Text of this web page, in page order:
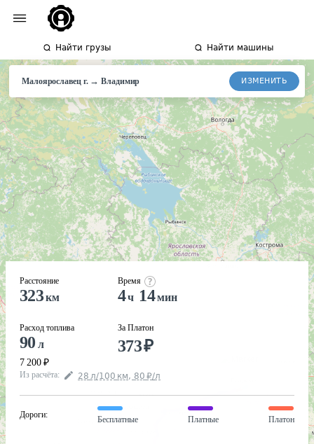
Найти грузы Найти машины
Малоярославец г.→Владимир ИЗМЕНИТЬ
Расстояние
323км
Расход топлива
90 л
7 200 ₽
Время
4ч 14мин
За Платон
373₽
Из расчёта: 28 л/100 км, 80 ₽/л
Дороги:
Бесплатные Платные Платон